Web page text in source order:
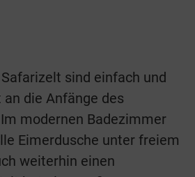
sind einfach und
die Anfänge des
modernen Badezimmer
Eimerdusche unter freiem
weiterhin einen